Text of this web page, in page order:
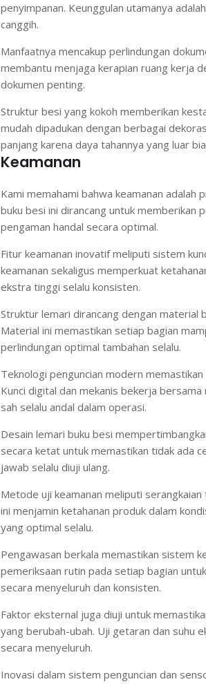
penyimpanan. Keunggulan utamanya
canggih.
Manfaatnya mencakup perlindungan
membantu menjaga kerapian ruang kerja
dokumen penting.
Struktur besi yang kokoh memberikan
mudah dipadukan dengan berbagai
panjang karena daya tahannya yang luar
Keamanan
Kami memahami bahwa keamanan adalah
buku besi ini dirancang untuk memberikan
pengaman handal secara optimal.
Fitur keamanan inovatif meliputi sistem
keamanan sekaligus memperkuat
ekstra tinggi selalu konsisten.
Struktur lemari dirancang dengan material
Material ini memastikan setiap bagian
perlindungan optimal tambahan selalu.
Teknologi penguncian modern
Kunci digital dan mekanis bekerja
sah selalu andal dalam operasi.
Desain lemari buku besi
secara ketat untuk memastikan tidak ada
jawab selalu diuji ulang.
Metode uji keamanan meliputi
ini menjamin ketahanan produk dalam
yang optimal selalu.
Pengawasan berkala memastikan sistem
pemeriksaan rutin pada setiap bagian
secara menyeluruh dan konsisten.
Faktor eksternal juga diuji untuk
yang berubah-ubah. Uji getaran dan suhu
secara menyeluruh.
Inovasi dalam sistem penguncian dan